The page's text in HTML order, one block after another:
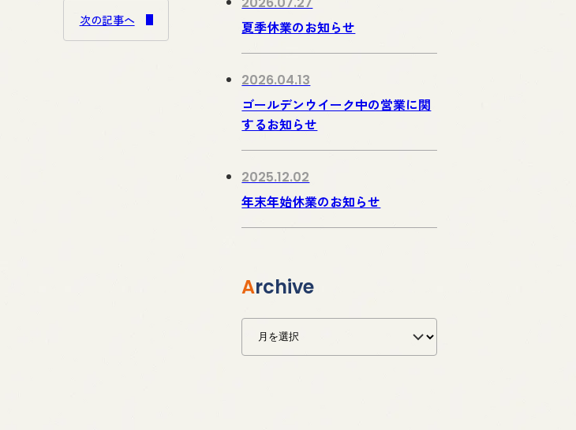
次の記事へ 夏季休業のお知らせ
2026.04.13
ゴールデンウイーク中の営業に関
するお知らせ
2025.12.02
年末年始休業のお知らせ
Archive